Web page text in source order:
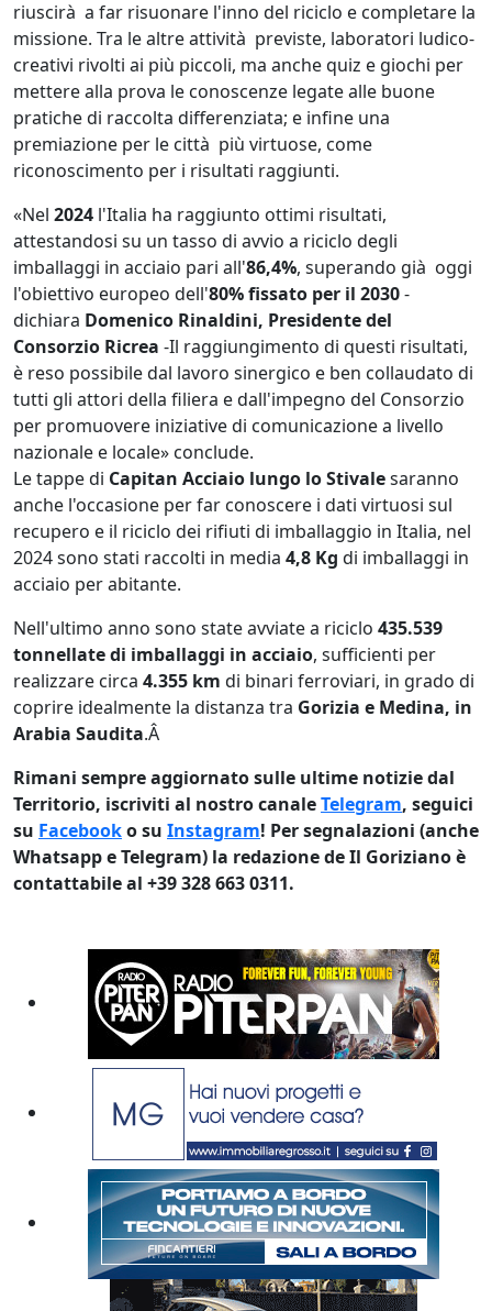
riuscirà a far risuonare l'inno del riciclo e completare la
missione. Tra le altre attività previste, laboratori ludico-
creativi rivolti ai più piccoli, ma anche quiz e giochi per
mettere alla prova le conoscenze legate alle buone
pratiche di raccolta differenziata; e infine una
premiazione per le città più virtuose, come
riconoscimento per i risultati raggiunti.
«Nel 2024 l'Italia ha raggiunto ottimi risultati,
attestandosi su un tasso di avvio a riciclo degli
imballaggi in acciaio pari all'86,4%, superando già oggi
l'obiettivo europeo dell'80% fissato per il 2030-
dichiara Domenico Rinaldini, Presidente del
Consorzio Ricrea -Il raggiungimento di questi risultati,
è reso possibile dal lavoro sinergico e ben collaudato di
tutti gli attori della filiera e dall'impegno del Consorzio
per promuovere iniziative di comunicazione a livello
nazionale e locale» conclude.
Le tappe di Capitan Acciaio lungo lo Stivalesaranno
anche l'occasione per far conoscere i dati virtuosi sul
recupero e il riciclo dei rifiuti di imballaggio in Italia, nel
2024 sono stati raccolti in media 4,8 Kg di imballaggi in
acciaio per abitante.
Nell'ultimo anno sono state avviate a riciclo 435.539
tonnellate di imballaggi in acciaio, sufficienti per
realizzare circa 4.355 km di binari ferroviari, in grado di
coprire idealmente la distanza tra Gorizia e Medina, in
Arabia Saudita.Â
Rimani sempre aggiornato sulle ultime notizie dal
Territorio, iscriviti al nostro canaleTelegram, seguici
su Facebooko su Instagram! Per segnalazioni (anche
Whatsapp e Telegram) la redazione de Il Goriziano è
contattabile al +39 328 663 0311.